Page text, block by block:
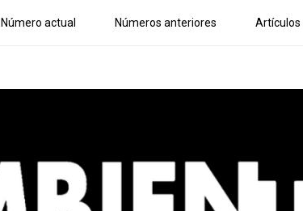
Número actual Números anteriores Artículos